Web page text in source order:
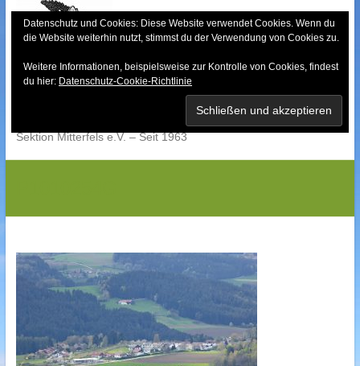
content
Bayerischer Wald-
Sektion Mitterfels e.V. – Seit 1963
Datenschutz und Cookies: Diese Website verwendet Cookies. Wenn du
die Website weiterhin nutzt, stimmst du der Verwendung von Cookies zu.
Weitere Informationen, beispielsweise zur Kontrolle von Cookies, findest
du hier: Datenschutz-Cookie-Richtlinie